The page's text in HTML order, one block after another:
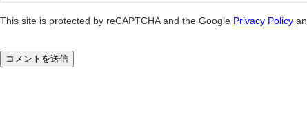
This site is protected by reCAPTCHA and the Google Privacy Policy